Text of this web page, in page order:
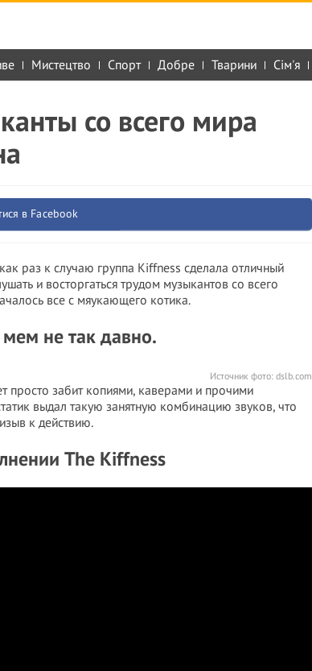
Мистецтво Спорт Добре Тварини Сім'я
со всего мира
в Facebook
раз к случаю группа Kiffness сделала отличный
и восторгаться трудом музыкантов со всего
все с мяукающего котика.
не так давно.
Источник фото: dslb.com
просто забит копиями, каверами и прочими
выдал такую занятную комбинацию звуков, что
к действию.
The Kiffness